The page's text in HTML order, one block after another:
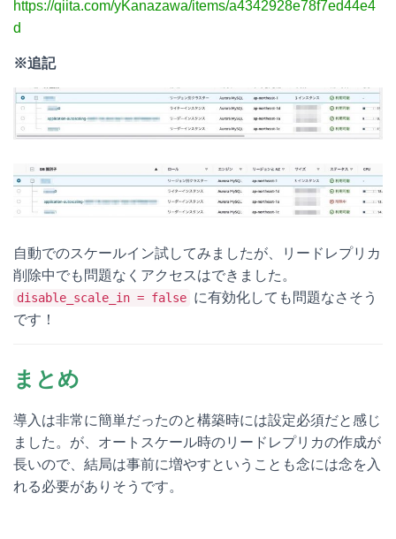
https://qiita.com/yKanazawa/items/a4342928e78f7ed44e4
d
※追記
自動でのスケールイン試してみましたが、リードレプリカ
削除中でも問題なくアクセスはできました。
disable_scale_in = false に有効化しても問題なさそう
です！
まとめ
導入は非常に簡単だったのと構築時には設定必須だと感じ
ました。が、オートスケール時のリードレプリカの作成が
長いので、結局は事前に増やすということも念には念を入
れる必要がありそうです。